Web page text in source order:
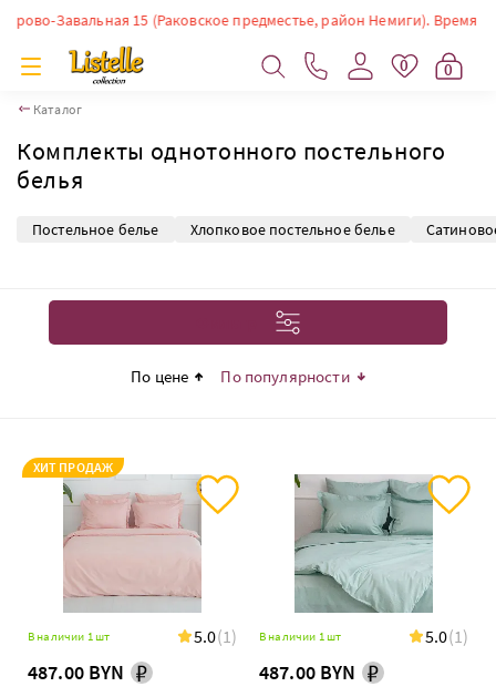
15 (Раковское предместье, район Немиги). Время работы: ПН-
0 0
Каталог
Комплекты однотонного постельного
белья
Постельное белье Хлопковое постельное белье
По цене По популярности
ХИТ ПРОДАЖ
В наличии 1 шт 5.0(1)
487.00 BYN
В наличии 1 шт 5.0(1)
487.00 BYN